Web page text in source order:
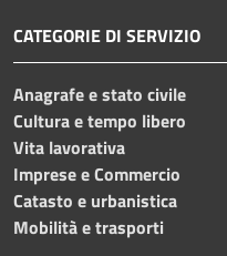
CATEGORIE DI SERVIZIO
Anagrafe e stato civile
Cultura e tempo libero
Vita lavorativa
Imprese e Commercio
Catasto e urbanistica
Mobilità e trasporti